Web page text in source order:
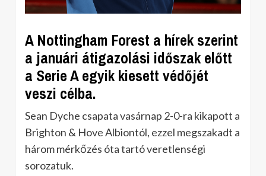
A Nottingham Forest a hírek szerint
a januári átigazolási időszak előtt
a Serie A egyik kiesett védőjét
veszi célba.
Sean Dyche csapata vasárnap 2-0-ra kikapott a
Brighton & Hove Albiontól, ezzel megszakadt a
három mérkőzés óta tartó veretlenségi
sorozatuk.